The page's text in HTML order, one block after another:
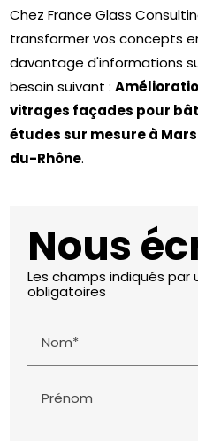
Chez France Glass
transformer vos concepts
davantage d'informations
besoin suivant :
vitrages façades pour
études sur mesure à
du-Rhône.
Nous
Les champs indiqués
obligatoires
Nom*
Prénom